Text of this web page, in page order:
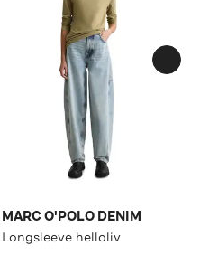
MARC O'POLO DENIM
Longsleeve helloliv